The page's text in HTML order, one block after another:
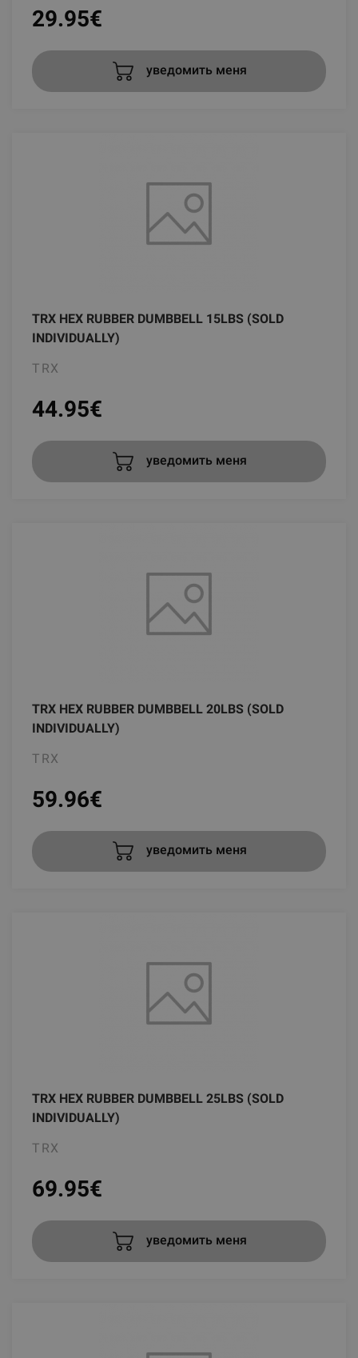
29.95€
уведомить меня
TRX HEX RUBBER DUMBBELL 15LBS (SOLD
INDIVIDUALLY)
TRX
44.95€
уведомить меня
TRX HEX RUBBER DUMBBELL 20LBS (SOLD
INDIVIDUALLY)
TRX
59.96€
уведомить меня
TRX HEX RUBBER DUMBBELL 25LBS (SOLD
INDIVIDUALLY)
TRX
69.95€
уведомить меня